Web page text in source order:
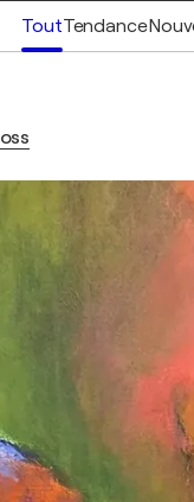
ToutTendance